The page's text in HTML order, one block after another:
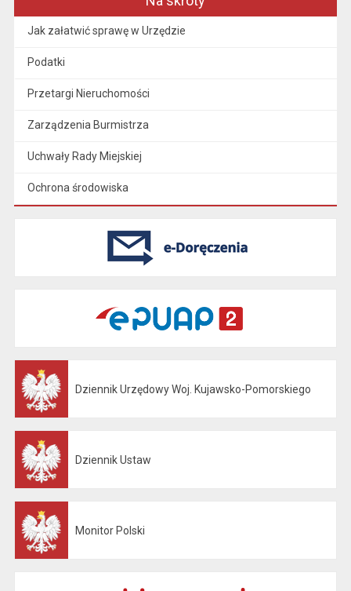
Jak załatwić sprawę w Urzędzie
Podatki
Przetargi Nieruchomości
Zarządzenia Burmistrza
Uchwały Rady Miejskiej
Ochrona środowiska
Dziennik Urzędowy Woj. Kujawsko-Pomorskiego
Dziennik Ustaw
Monitor Polski